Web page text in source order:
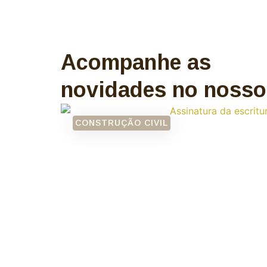
Acompanhe as
novidades no
CONSTRUÇÃO CIVIL